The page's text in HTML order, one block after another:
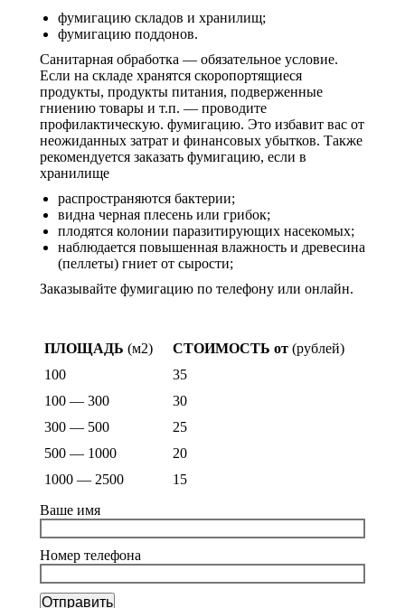
фумигацию складов и хранилищ;
фумигацию поддонов.
Санитарная обработка — обязательное условие.
Если на складе хранятся скоропортящиеся
продукты, продукты питания, подверженные
гниению товары и т.п. — проводите
профилактическую. фумигацию. Это избавит вас от
неожиданных затрат и финансовых убытков. Также
рекомендуется заказать фумигацию, если в
хранилище
распространяются бактерии;
видна черная плесень или грибок;
плодятся колонии паразитирующих насекомых;
наблюдается повышенная влажность и древесина
(пеллеты) гниет от сырости;
Заказывайте фумигацию по телефону или онлайн.
ПЛОЩАДЬ (м2) СТОИМОСТЬ от (рублей)
100
35
100 — 300
30
300 — 500
25
500 — 1000
20
1000 — 2500
15
Ваше имя
Номер телефона